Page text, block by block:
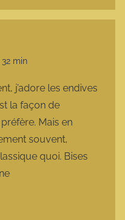
min
j’adore les endives
la façon de
Mais en
souvent,
quoi. Bises